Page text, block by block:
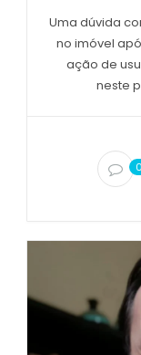
Uma dúvida
no imóvel
ação de
neste
0